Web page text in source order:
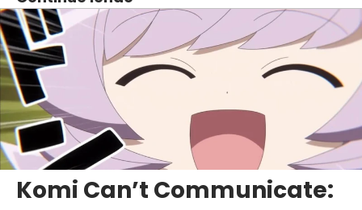
Komi Can’t Communicate: